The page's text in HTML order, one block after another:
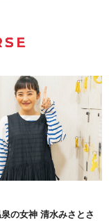
の女神 清水みさとさ